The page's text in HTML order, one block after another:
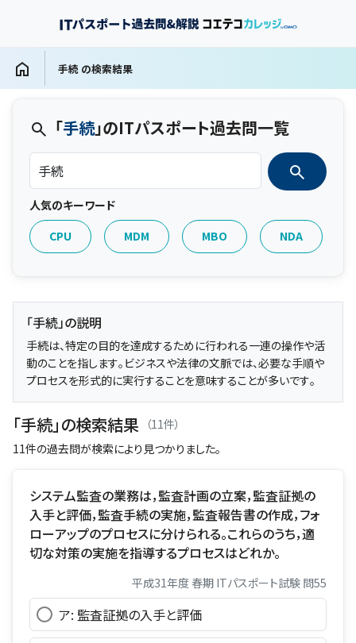
手続 の検索結果
「手続」のITパスポート過去問一覧
人気のキーワード
CPU
MDM MBO NDA
「手続」の説明
手続は、特定の目的を達成するために行われる一連の操作や活
動のことを指します。ビジネスや法律の文脈では、必要な手順や
プロセスを形式的に実行することを意味することが多いです。
「手続」の検索結果
（11件）
11件の過去問が検索により見つかりました。
システム監査の業務は，監査計画の立案，監査証拠の
入手と評価，監査手続の実施，監査報告書の作成，フォ
ローアップのプロセスに分けられる。これらのうち，適
切な対策の実施を指導するプロセスはどれか。
平成31年度 春期 ITパスポート試験 問55
ア: 監査証拠の入手と評価